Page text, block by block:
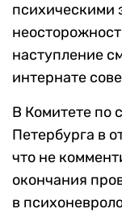
психическими
наступление
интернате
В Комитете по
Петербурга в
что не
окончания
в